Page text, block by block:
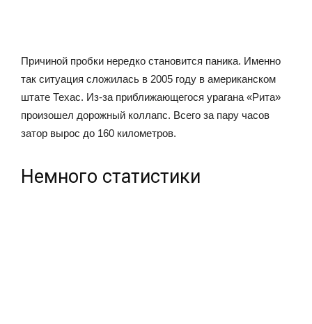
Причиной пробки нередко становится паника. Именно
так ситуация сложилась в 2005 году в американском
штате Техас. Из-за приближающегося урагана «Рита»
произошел дорожный коллапс. Всего за пару часов
затор вырос до 160 километров.
Немного статистики